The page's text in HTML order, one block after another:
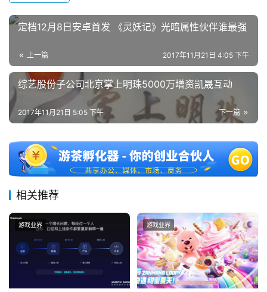
接
会
上
海
中
文
(
中
国
)
定档12月8日安卓首发 《灵妖记》光暗属性伙伴谁最强
上一篇 2017年11月21日 4:05 下午
综艺股份子公司北京掌上明珠5000万增资凯晟互动
下一篇
2017年11月21日 5:05 下午
相关推荐
游戏业界 游戏业界